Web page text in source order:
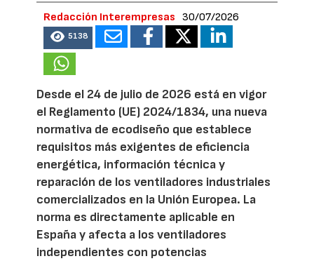
Redacción Interempresas 30/07/2026
5138
Desde el 24 de julio de 2026 está en vigor
el Reglamento (UE) 2024/1834, una nueva
normativa de ecodiseño que establece
requisitos más exigentes de eficiencia
energética, información técnica y
reparación de los ventiladores industriales
comercializados en la Unión Europea. La
norma es directamente aplicable en
España y afecta a los ventiladores
independientes con potencias